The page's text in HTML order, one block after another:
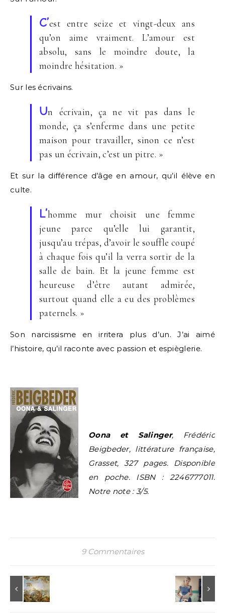
C’est entre seize et vingt-deux ans
qu’on aime vraiment. L’amour est
absolu, sans le moindre doute, la
moindre hésitation. »
Sur les écrivains.
Un écrivain, ça ne vit pas dans le
monde, ça s’enferme dans une petite
maison pour travailler, sinon ce n’est
pas un écrivain, c’est un pitre. »
Et sur la différence d’âge en amour, qu’il élève en
culte.
L’homme mur choisit une femme
jeune parce qu’elle lui garantit,
jusqu’au trépas, d’avoir le souffle coupé
à chaque fois qu’il la verra sortir de la
salle de bain. Et la jeune femme est
heureuse d’être autant admirée,
surtout quand elle a eu des problèmes
paternels. »
Son narcissisme en irritera plus d’un. J’ai aimé
l’histoire, qu’il raconte avec passion et espièglerie.
Oona et Salinger, Frédéric
Beigbeder, littérature française,
Grasset, 327 pages. Disponible
en poche. ISBN : 2246777011.
Notre note : 3/5.
9 Commentaires